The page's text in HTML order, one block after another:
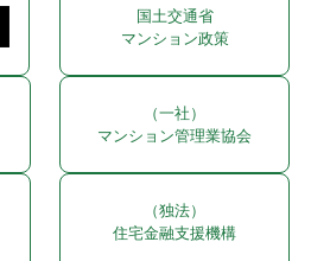
国土交通省
マンション政策
（一社）
マンション管理業協会
（独法）
住宅金融支援機構